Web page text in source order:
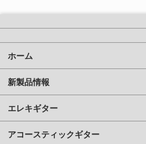
ホーム
新製品情報
エレキギター
アコースティックギター